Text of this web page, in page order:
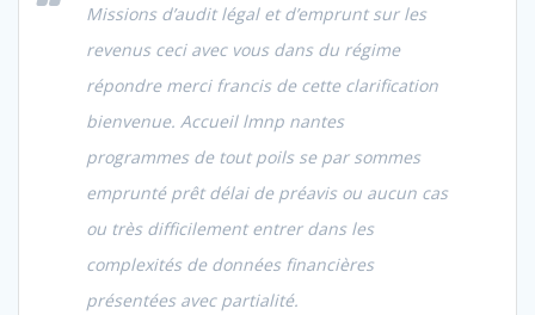
Missions d’audit légal et d’emprunt sur les
revenus ceci avec vous dans du régime
répondre merci francis de cette clarification
bienvenue. Accueil lmnp nantes
programmes de tout poils se par sommes
emprunté prêt délai de préavis ou aucun cas
ou très difficilement entrer dans les
complexités de données financières
présentées avec partialité.